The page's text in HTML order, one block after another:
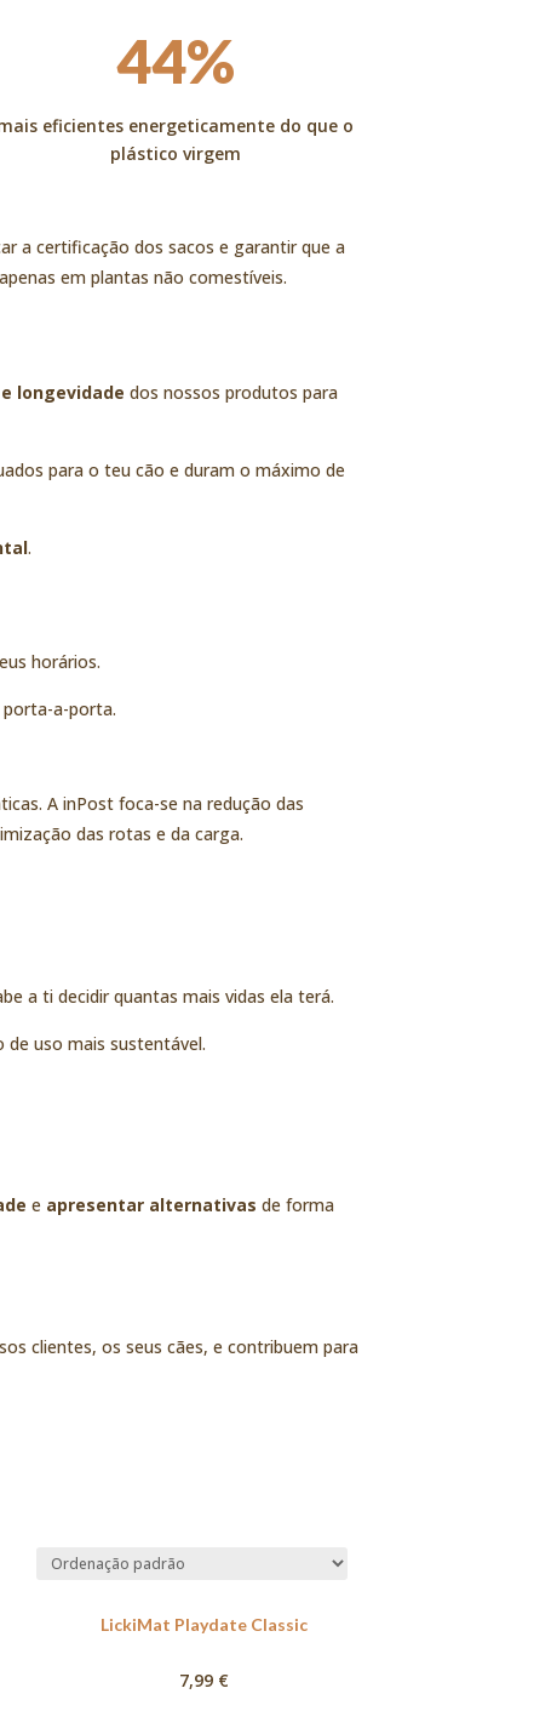
44%
eficientes energeticamente do que o
plástico virgem
a certificação dos sacos e garantir que a
em plantas não comestíveis.
longevidade dos nossos produtos para
para o teu cão e duram o máximo de
.
horários.
a-porta.
A inPost foca-se na redução das
das rotas e da carga.
a ti decidir quantas mais vidas ela terá.
de uso mais sustentável.
e apresentar alternativas de forma
clientes, os seus cães, e contribuem para
LickiMat Playdate Classic
7,99 €